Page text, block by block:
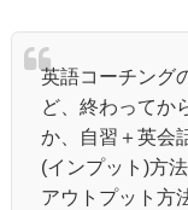
英語コーチング
ど、終わってか
か、自習＋英会
(インプット)方
アウトプット方